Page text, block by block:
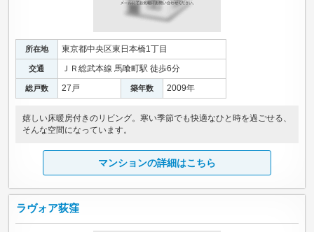
所在地 東京都中央区東日本橋1丁目
交通 ＪＲ総武本線 馬喰町駅 徒歩6分
総戸数 27戸 築年数 2009年
嬉しい床暖房付きのリビング。寒い季節でも快適なひと時を過ごせる、
そんな空間になっています。
マンションの詳細はこちら
ラヴォア荻窪